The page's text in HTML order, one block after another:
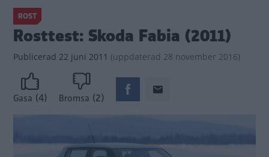
ROST
Rosttest: Skoda Fabia (2011)
Publicerad 22 juni 2011 (uppdaterad 28 november 2016)
Gasa (4) Bromsa (2)